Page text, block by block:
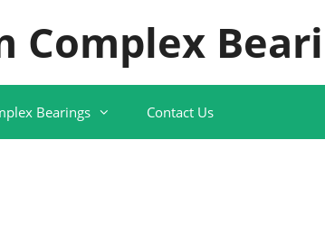
Complex
Bearings Contact Us